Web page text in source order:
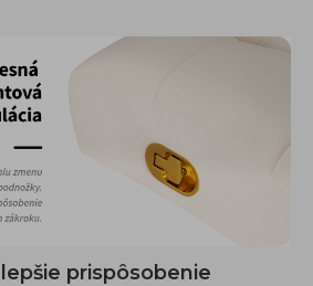
prispôsobenie